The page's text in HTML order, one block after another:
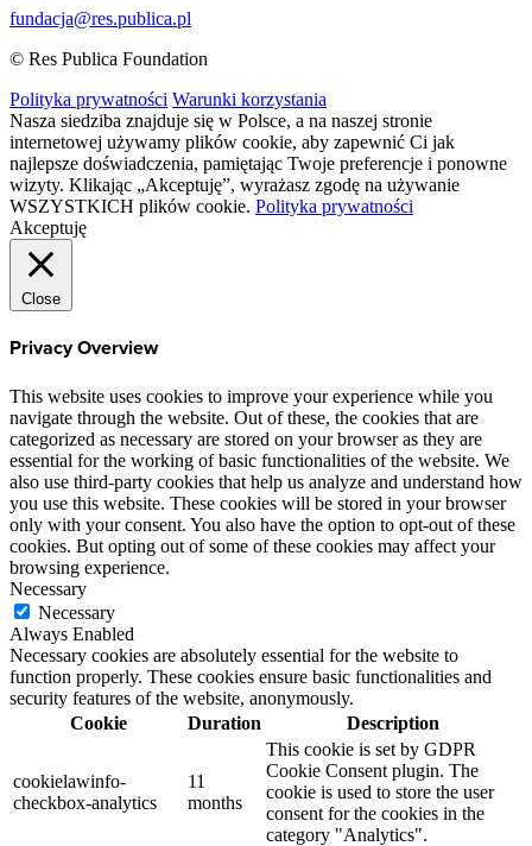
fundacja@res.publica.pl
© Res Publica Foundation
Polityka prywatności Warunki korzystania
Nasza siedziba znajduje się w Polsce, a na naszej stronie
internetowej używamy plików cookie, aby zapewnić Ci jak
najlepsze doświadczenia, pamiętając Twoje preferencje i ponowne
wizyty. Klikając „Akceptuję”, wyrażasz zgodę na używanie
WSZYSTKICH plików cookie. Polityka prywatności
Akceptuję
Close
Privacy Overview
This website uses cookies to improve your experience while you
navigate through the website. Out of these, the cookies that are
categorized as necessary are stored on your browser as they are
essential for the working of basic functionalities of the website. We
also use third-party cookies that help us analyze and understand how
you use this website. These cookies will be stored in your browser
only with your consent. You also have the option to opt-out of these
cookies. But opting out of some of these cookies may affect your
browsing experience.
Necessary
Necessary
Always Enabled
Necessary cookies are absolutely essential for the website to
function properly. These cookies ensure basic functionalities and
security features of the website, anonymously.
Cookie
Duration Description
cookielawinfo-
checkbox-analytics
11
months
This cookie is set by GDPR
Cookie Consent plugin. The
cookie is used to store the user
consent for the cookies in the
category "Analytics".